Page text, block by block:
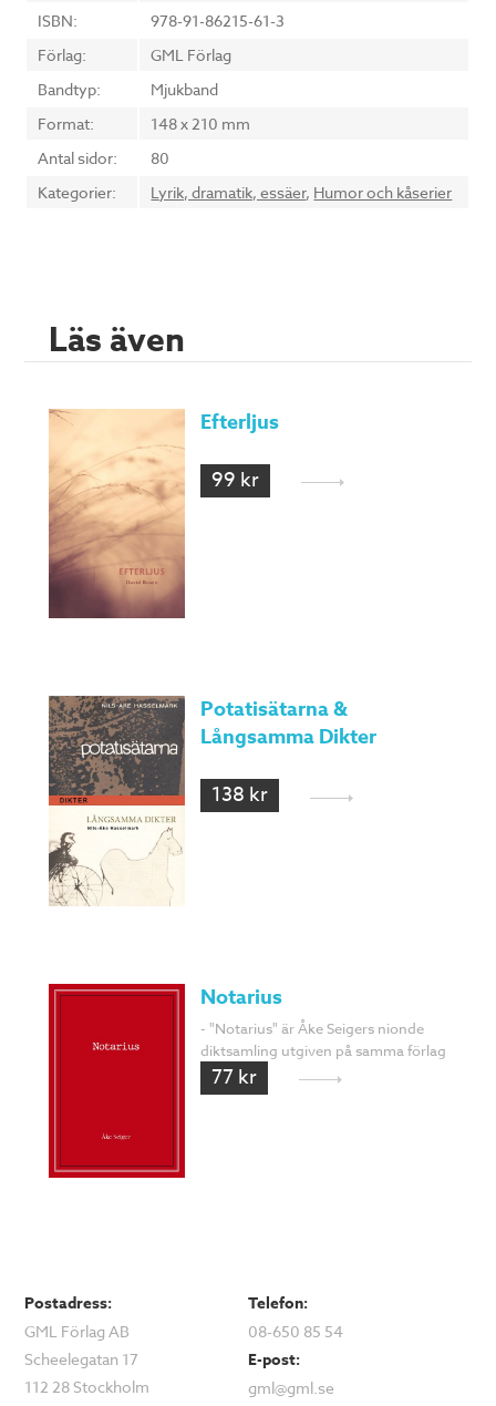
ISBN:
978-91-86215-61-3
Förlag:
GML Förlag
Bandtyp:
Mjukband
Format:
148 x 210 mm
Antal sidor:
80
Kategorier:
Lyrik, dramatik, essäer, Humor och kåserier
Läs även
Efterljus
99 kr
Potatisätarna &
Långsamma Dikter
138 kr
Notarius
- "Notarius" är Åke Seigers nionde
diktsamling utgiven på samma förlag
77 kr
Postadress:
GML Förlag AB
Scheelegatan 17
112 28 Stockholm
Telefon:
08-650 85 54
E-post:
gml@gml.se